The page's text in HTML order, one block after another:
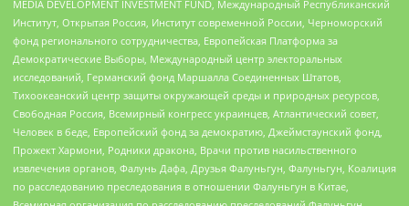
MEDIA DEVELOPMENT INVESTMENT FUND, Международный Республиканский
Институт, Открытая Россия, Институт современной России, Черноморский
фонд регионального сотрудничества, Европейская Платформа за
Демократические Выборы, Международный центр электоральных
исследований, Германский фонд Маршалла Соединенных Штатов,
Тихоокеанский центр защиты окружающей среды и природных ресурсов,
Свободная Россия, Всемирный конгресс украинцев, Атлантический совет,
Человек в беде, Европейский фонд за демократию, Джеймстаунский фонд,
Прожект Хармони, Родники дракона, Врачи против насильственного
извлечения органов, Фалунь Дафа, Друзья Фалуньгун, Фалуньгун, Коалиция
по расследованию преследования в отношении Фалуньгун в Китае,